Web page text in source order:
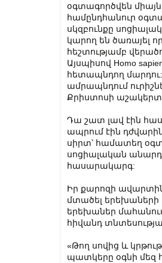
օգտագործվեն
համընդհանուր
սկզբունքը
կարող են ծառայել
հեշտությամբ
Այսպիսով Homo
հետապնդող
ամրապնդում
Քրիստոսի
Դա շատ լավ էին
ապրում էին
սիրտ՝ համատեղ
սոցիալական
հասարակարգ:
Իր քարոզի
մտածել երեխաների
երեխաներ
հիվանդ
«Թող սովից և
պատկերը օգնի մեզ